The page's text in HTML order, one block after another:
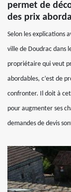
permet de
des prix
Selon les explications
ville de Doudrac dans
propriétaire qui veut
abordables, c’est de
confronter. Il doit à
pour augmenter ses
demandes de devis